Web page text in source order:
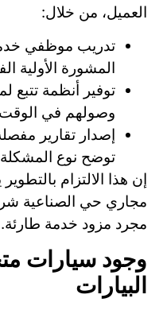
العميل، من خلال:
تدريب موظفي
المشورة الأولية
توفير أنظمة تتبع
وصولهم في الوقت
إصدار تقارير
توضح نوع
إن هذا الالتزام
مجاري حي الصناعية
مجرد مزود خدمة طارئة.
وجود سيارات
البيارات